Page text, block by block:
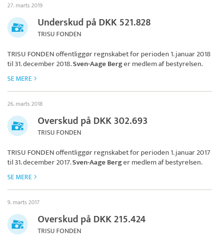
27. marts 2019
Underskud på DKK 521.828
TRISU FONDEN
TRISU FONDENoffentliggør regnskabet for perioden 1. januar 2018
til 31. december 2018.Sven-Aage Berger medlem af bestyrelsen.
SE MERE
26. marts 2018
Overskud på DKK 302.693
TRISU FONDEN
TRISU FONDENoffentliggør regnskabet for perioden 1. januar 2017
til 31. december 2017.Sven-Aage Berger medlem af bestyrelsen.
SE MERE
9. marts 2017
Overskud på DKK 215.424
TRISU FONDEN